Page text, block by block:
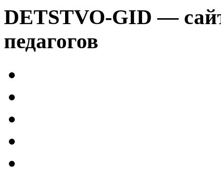
DETSTVO-GID —
педагогов